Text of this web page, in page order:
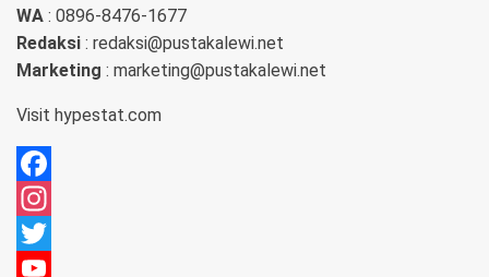
WA : 0896-8476-1677
Redaksi : redaksi@pustakalewi.net
Marketing : marketing@pustakalewi.net
Visit hypestat.com
Facebook
Instagram
Twitter